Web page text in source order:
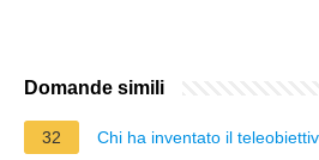
Domande simili
32 Chi ha inventato il